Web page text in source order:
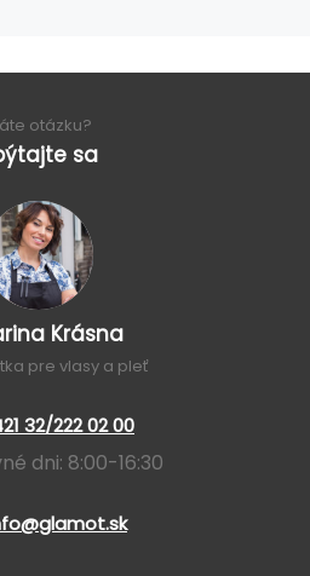
otázku?
sa
Krásna
pre vlasy a pleť
32/222 02 00
dni: 8:00-16:30